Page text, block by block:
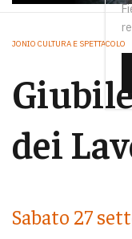
JONIO CULTURA E SPETTACOLO
dei
Sabato 27